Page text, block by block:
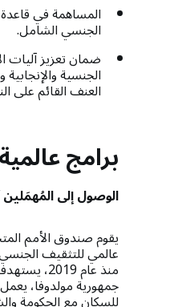
المساهمة في قاعدة
الجنسي الشامل.
ضمان تعزيز آليات
الجنسية
العنف القائم على
برامج
الوصول إلى المُهمَلين
يقوم صندوق الأمم
عالمي للتثقيف
منذ عام
جمهورية مولدوفا،